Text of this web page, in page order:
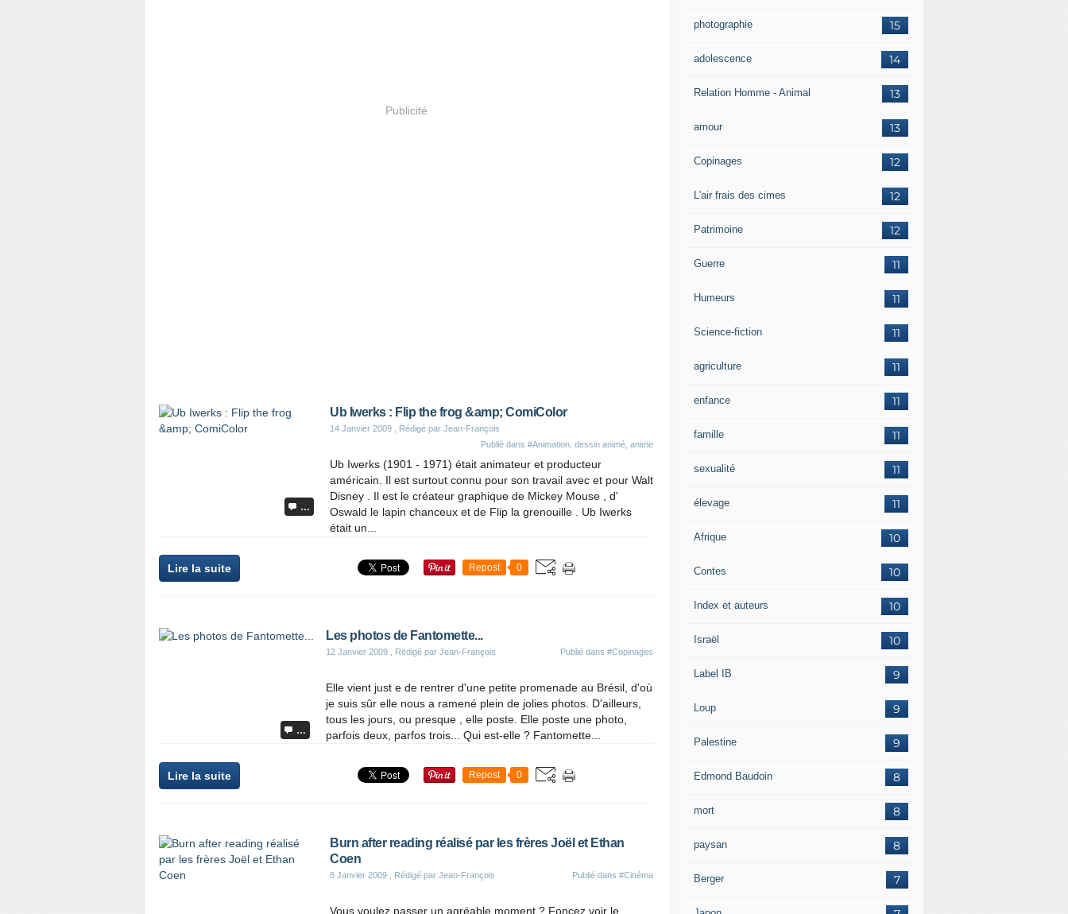
Publicité
…
Ub Iwerks : Flip the frog &amp; ComiColor
14 Janvier 2009 , Rédigé par Jean-François
Publié dans #Animation, dessin animé, anime
Ub Iwerks (1901 - 1971) était animateur et producteur
américain. Il est surtout connu pour son travail avec et pour Walt
Disney . Il est le créateur graphique de Mickey Mouse , d'
Oswald le lapin chanceux et de Flip la grenouille . Ub Iwerks
était un...
Lire la suite Repost 0
…
Les photos de Fantomette...
12 Janvier 2009 , Rédigé par Jean-François Publié dans #Copinages
Elle vient just e de rentrer d'une petite promenade au Brésil, d'où
je suis sûr elle nous a ramené plein de jolies photos. D'ailleurs,
tous les jours, ou presque , elle poste. Elle poste une photo,
parfois deux, parfos trois... Qui est-elle ? Fantomette...
Lire la suite Repost 0
Burn after reading réalisé par les frères Joël et Ethan
Coen
8 Janvier 2009 , Rédigé par Jean-François Publié dans #Cinéma
Vous voulez passer un agréable moment ? Foncez voir le
15
photographie
14
adolescence
13
Relation Homme - Animal
13
amour
12
Copinages
12
L'air frais des cimes
12
Patrimoine
11
Guerre
11
Humeurs
11
Science-fiction
11
agriculture
11
enfance
11
famille
11
sexualité
11
élevage
10
Afrique
10
Contes
10
Index et auteurs
10
Israël
9
Label IB
9
Loup
9
Palestine
8
Edmond Baudoin
8
mort
8
paysan
7
Berger